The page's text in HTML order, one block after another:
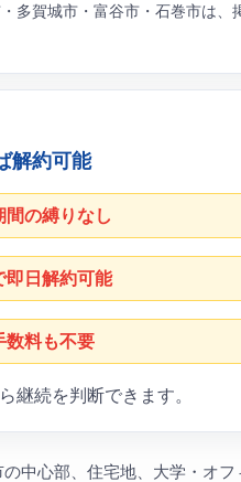
多賀城市・富谷市・石巻市は
解約可能
間の縛りなし
即日解約可能
数料も不要
継続を判断できます。
中心部、住宅地、大学・オ